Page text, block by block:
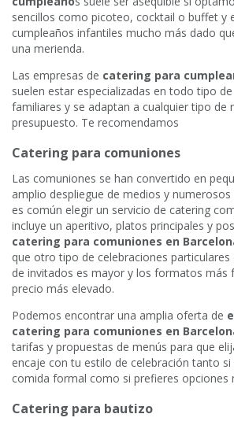
sencillos como picoteo, cocktail o buffet y
cumpleaños infantiles mucho más dado
una merienda.
Las empresas de catering para
suelen estar especializadas en todo tipo
familiares y se adaptan a cualquier tipo de
presupuesto. Te recomendamos
Catering para comuniones
Las comuniones se han convertido en
amplio despliegue de medios y
es común elegir un servicio de catering
incluye un aperitivo, platos principales y
catering para comuniones en
que otro tipo de celebraciones
de invitados es mayor y los formatos más
precio más elevado.
Podemos encontrar una amplia oferta de
catering para comuniones en
tarifas y propuestas de menús para que
encaje con tu estilo de celebración tanto
comida formal como si prefieres opciones
Catering para bautizo